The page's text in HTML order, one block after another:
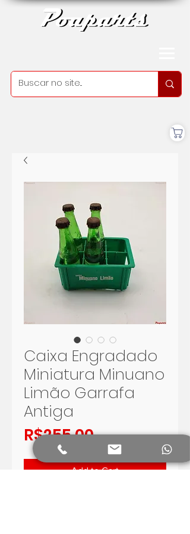
Caixa Engradado
Miniatura Minuano
Limão Garrafa
Antiga
R$255.00Price
Add to Cart